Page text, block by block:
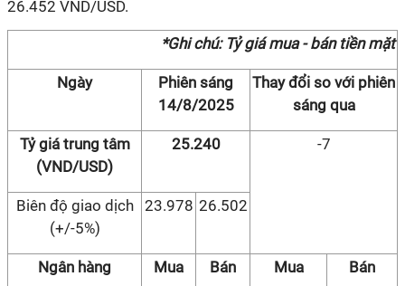
26.452 VND/USD.
*Ghi chú: Tỷ giá mua - bán tiền mặt
Ngày
Phiên sáng
14/8/2025
Thay đổi so với phiên
sáng qua
Tỷ giá trung tâm
(VND/USD)
25.240 -7
Biên độ giao dịch
(+/-5%)
23.978 26.502
Ngân hàng Mua Bán Mua Bán